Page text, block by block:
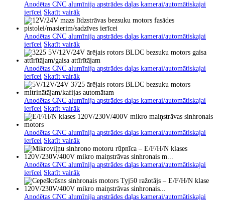
Anodētas CNC alumīnija apstrādes daļas kamerai/automātiskajai
ierīcei Skatīt vairāk
Anodētas CNC alumīnija apstrādes daļas kamerai/automātiskajai
ierīcei Skatīt vairāk
Anodētas CNC alumīnija apstrādes daļas kamerai/automātiskajai
ierīcei Skatīt vairāk
Anodētas CNC alumīnija apstrādes daļas kamerai/automātiskajai
ierīcei Skatīt vairāk
Anodētas CNC alumīnija apstrādes daļas kamerai/automātiskajai
ierīcei Skatīt vairāk
Anodētas CNC alumīnija apstrādes daļas kamerai/automātiskajai
ierīcei Skatīt vairāk
Anodētas CNC alumīnija apstrādes daļas kamerai/automātiskajai